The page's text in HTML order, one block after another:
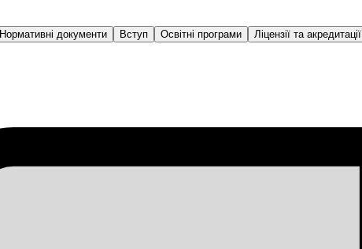
Нормативні документи Вступ Освітні програми Ліцензії та акредитації